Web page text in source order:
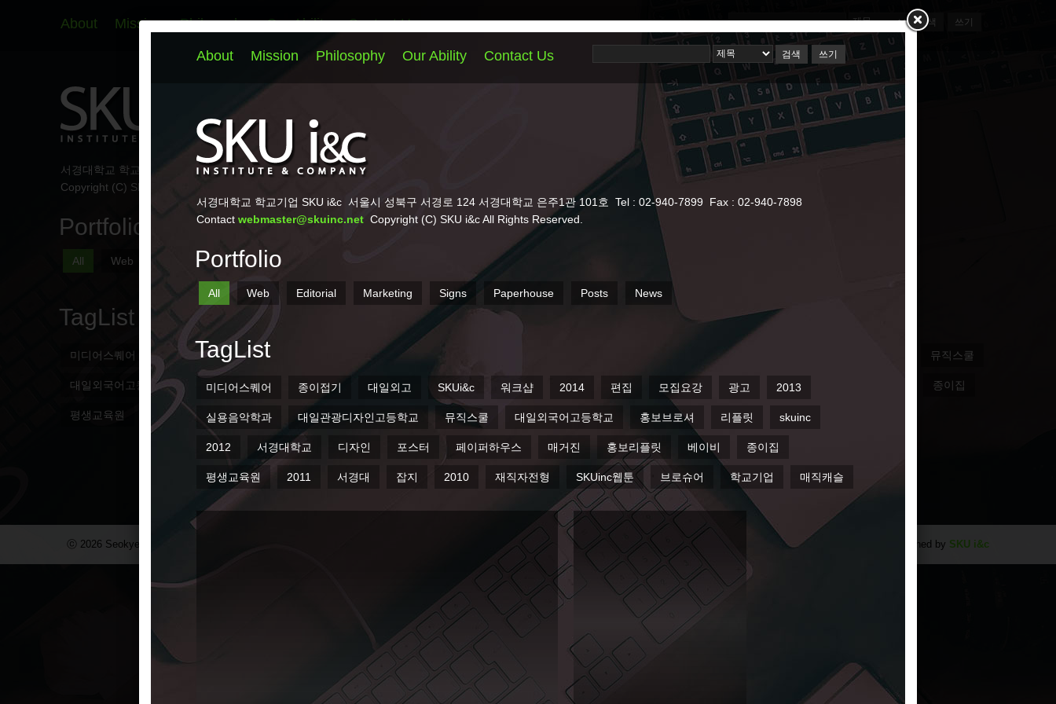
검색 쓰기
About Mission Philosophy Our Ability Contact Us
서경대학교 학교기업 SKU i&c 서울시 성북구 서경로 124 서경대학교 은주1관 101호 Fax : 02-940-7898 Contactwebmaster@skuinc.net
Copyright (C) SKU i&c All Rights Reserved.
Portfolio
All Web Editorial Marketing
TagList
미디어스퀘어 종이접기 대일외고 워크샵 실용음악학과 뮤직스쿨
대일외국어고등학교 홍보브로셔 리플릿 skuinc 2012 서경대학교 디자인 포스터 페이퍼하우스 매거진 홍보리플릿 종이집
평생교육원 2011 서경대 잡지 2010 재직자전형 SKUinc웹툰 브로슈어 학교기업 매직캐슬
ⓒ 2026 Seokyeong Institute & Company. All Right Reserved. Designed by SKU i&c